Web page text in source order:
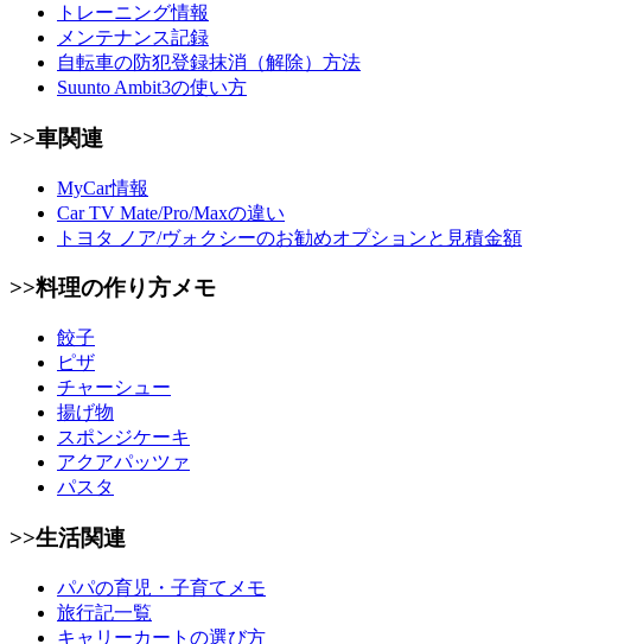
トレーニング情報
メンテナンス記録
自転車の防犯登録抹消（解除）方法
Suunto Ambit3の使い方
>>車関連
MyCar情報
Car TV Mate/Pro/Maxの違い
トヨタ ノア/ヴォクシーのお勧めオプションと見積金額
>>料理の作り方メモ
餃子
ピザ
チャーシュー
揚げ物
スポンジケーキ
アクアパッツァ
パスタ
>>生活関連
パパの育児・子育てメモ
旅行記一覧
キャリーカートの選び方